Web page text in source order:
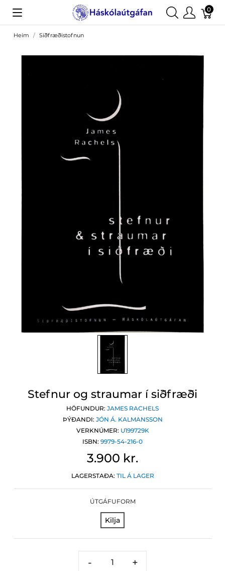
0
Heim Siðfræðistofnun
Stefnur og straumar í siðfræði
HÖFUNDUR: JAMES RACHELS
ÞÝÐANDI: JÓN Á. KALMANSSON
VERKNÚMER: U199729K
ISBN: 9979-54-216-0
3.900 kr.
LAGERSTAÐA: TIL Á LAGER
ÚTGÁFUFORM
Kilja
- +